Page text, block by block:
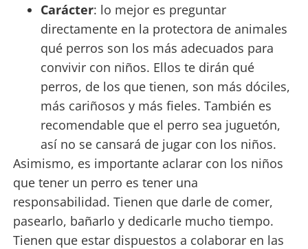
Carácter: lo mejor es preguntar
directamente en la protectora de animales
qué perros son los más adecuados para
convivir con niños. Ellos te dirán qué
perros, de los que tienen, son más dóciles,
más cariñosos y más fieles. También es
recomendable que el perro sea juguetón,
así no se cansará de jugar con los niños.
Asimismo, es importante aclarar con los niños
que tener un perro es tener una
responsabilidad. Tienen que darle de comer,
pasearlo, bañarlo y dedicarle mucho tiempo.
Tienen que estar dispuestos a colaborar en las